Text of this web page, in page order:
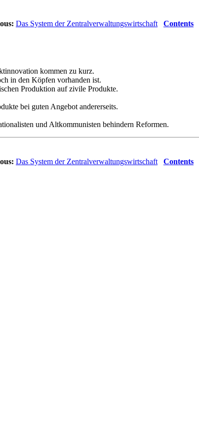
Das System der Zentralverwaltungswirtschaft Contents
kommen zu kurz.
in den Köpfen vorhanden ist.
Produktion auf zivile Produkte.
bei guten Angebot andererseits.
und Altkommunisten behindern Reformen.
Das System der Zentralverwaltungswirtschaft Contents